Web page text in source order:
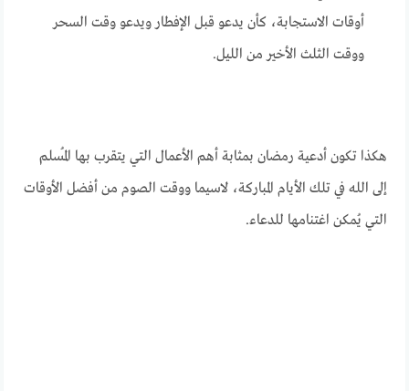
أوقات الاستجابة، كأن يدعو قبل الإفطار ويدعو وقت السحر
ووقت الثلث الأخير من الليل.
هكذا تكون أدعية رمضان بمثابة أهم الأعمال التي يتقرب بها المُسلم
إلى الله في تلك الأيام المباركة، لاسيما ووقت الصوم من أفضل الأوقات
التي يُمكن اغتنامها للدعاء.